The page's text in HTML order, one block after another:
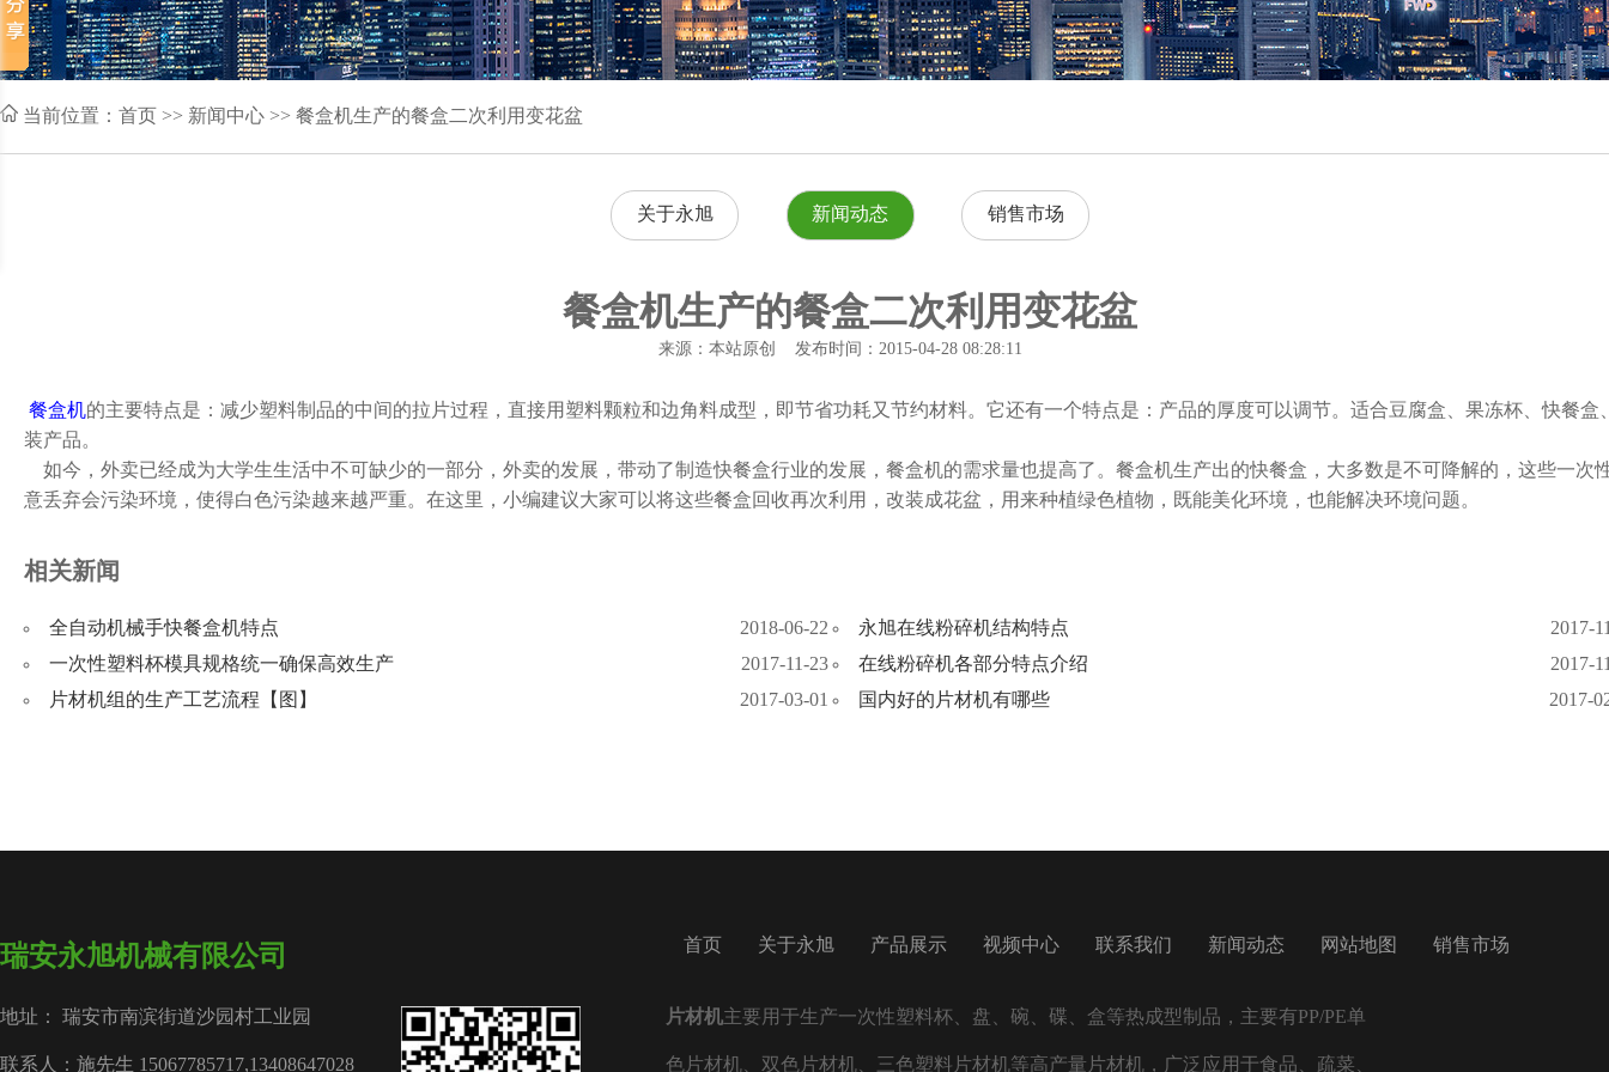
当前位置： 首页 >> 新闻中心 >> 餐盒机生产的餐盒二次利用变花盆
关于永旭 新闻动态 销售市场
餐盒机生产的餐盒二次利用变花盆
来源：本站原创 发布时间：2015-04-28 08:28:11
餐盒机的主要特点是：减少塑料制品的中间的拉片过程，直接用塑料颗粒和边角料成型，即节省功耗又节约材料。它还有一个特点是：产品的厚度可以调节。适合豆腐盒、果冻杯、快餐盒
装产品。
如今，外卖已经成为大学生生活中不可缺少的一部分，外卖的发展，带动了制造快餐盒行业的发展，餐盒机的需求量也提高了。餐盒机生产出的快餐盒，大多数是不可降解的，这些一次
意丢弃会污染环境，使得白色污染越来越严重。在这里，小编建议大家可以将这些餐盒回收再次利用，改装成花盆，用来种植绿色植物，既能美化环境，也能解决环境问题。
相关新闻
全自动机械手快餐盒机特点 2018-06-22 永旭在线粉碎机结构特点
2017-
一次性塑料杯模具规格统一确保高效生产
2017-11-23 在线粉碎机各部分特点介绍
2017-
片材机组的生产工艺流程【图】
2017-03-01 国内好的片材机有哪些 2017-
瑞安永旭机械有限公司
地址： 瑞安市南滨街道沙园村工业园
联系人：施先生 15067785717,13408647028
首页 关于永旭 产品展示 视频中心 联系我们 新闻动态 网站地图 销售市场
片材机主要用于生产一次性塑料杯、盘、碗、碟、盒等热成型制品，主要有PP/PE单
色片材机、双色片材机、三色塑料片材机等高产量片材机，广泛应用于食品、疏菜、